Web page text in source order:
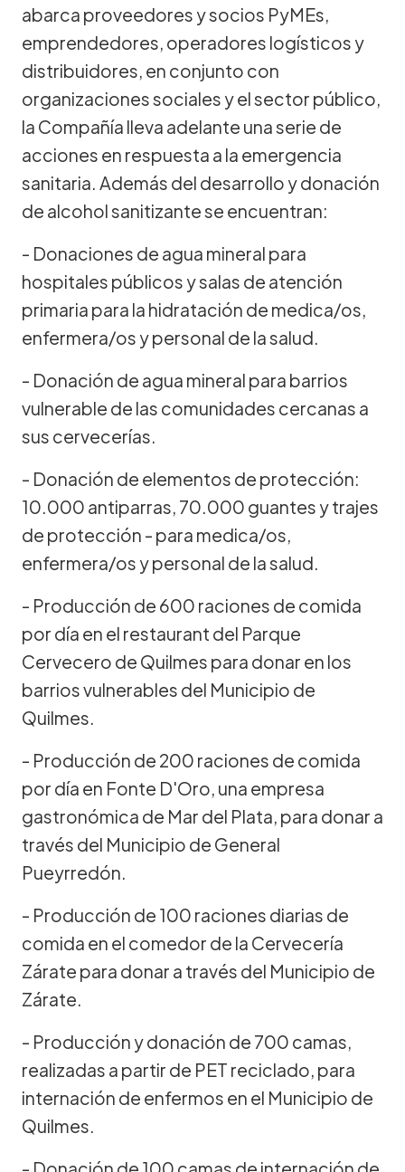
abarca proveedores y socios PyMEs,
emprendedores, operadores logísticos y
distribuidores, en conjunto con
organizaciones sociales y el sector público,
la Compañía lleva adelante una serie de
acciones en respuesta a la emergencia
sanitaria. Además del desarrollo y donación
de alcohol sanitizante se encuentran:
- Donaciones de agua mineral para
hospitales públicos y salas de atención
primaria para la hidratación de medica/os,
enfermera/os y personal de la salud.
- Donación de agua mineral para barrios
vulnerable de las comunidades cercanas a
sus cervecerías.
- Donación de elementos de protección:
10.000 antiparras, 70.000 guantes y trajes
de protección - para medica/os,
enfermera/os y personal de la salud.
- Producción de 600 raciones de comida
por día en el restaurant del Parque
Cervecero de Quilmes para donar en los
barrios vulnerables del Municipio de
Quilmes.
- Producción de 200 raciones de comida
por día en Fonte D'Oro, una empresa
gastronómica de Mar del Plata, para donar a
través del Municipio de General
Pueyrredón.
- Producción de 100 raciones diarias de
comida en el comedor de la Cervecería
Zárate para donar a través del Municipio de
Zárate.
- Producción y donación de 700 camas,
realizadas a partir de PET reciclado, para
internación de enfermos en el Municipio de
Quilmes.